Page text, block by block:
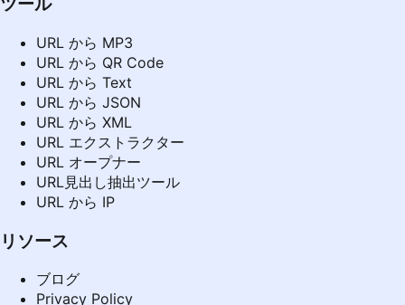
ツール
URL から MP3
URL から QR Code
URL から Text
URL から JSON
URL から XML
URL エクストラクター
URL オープナー
URL見出し抽出ツール
URL から IP
リソース
ブログ
Privacy Policy